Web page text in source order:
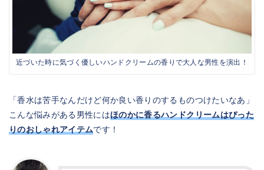
近づいた時に気づく優しいハンドクリームの香りで大人な男性を演出！
「香水は苦手なんだけど何か良い香りのするものつけたいなあ」
こんな悩みがある男性にはほのかに香るハンドクリームはぴった
りのおしゃれアイテムです！